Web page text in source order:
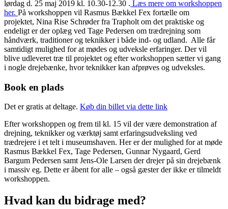
lørdag d. 25 maj 2019 kl. 10.30-12.30 . Læs mere om workshoppen
her. På workshoppen vil Rasmus Bækkel Fex fortælle om
projektet, Nina Rise Schrøder fra Trapholt om det praktiske og
endeligt er der oplæg ved Tage Pedersen om trædrejning som
håndværk, traditioner og teknikker i både ind- og udland. Alle får
samtidigt mulighed for at mødes og udveksle erfaringer. Der vil
blive udleveret træ til projektet og efter workshoppen sætter vi gang
i nogle drejebænke, hvor teknikker kan afprøves og udveksles.
Book en plads
Det er gratis at deltage. Køb din billet via dette link
Efter workshoppen og frem til kl. 15 vil der være demonstration af
drejning, teknikker og værktøj samt erfaringsudveksling ved
trædrejere i et telt i museumshaven. Her er der mulighed for at møde
Rasmus Bækkel Fex, Tage Pedersen, Gunnar Nygaard, Gerd
Bargum Pedersen samt Jens-Ole Larsen der drejer på sin drejebænk
i massiv eg. Dette er åbent for alle – også gæster der ikke er tilmeldt
workshoppen.
Hvad kan du bidrage med?